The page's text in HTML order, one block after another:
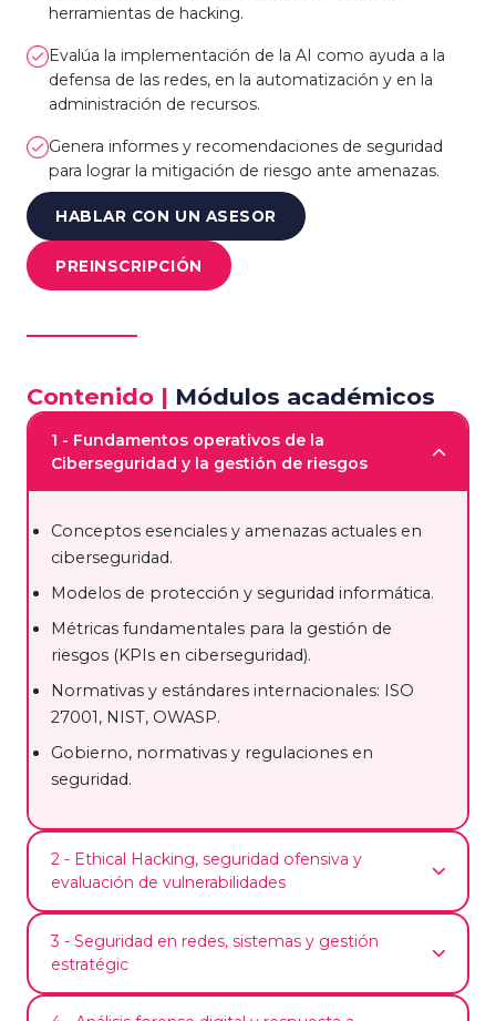
herramientas de hacking.
Evalúa la implementación de la AI como ayuda a la
defensa de las redes, en la automatización y en la
administración de recursos.
Genera informes y recomendaciones de seguridad
para lograr la mitigación de riesgo ante amenazas.
HABLAR CON UN ASESOR
PREINSCRIPCIÓN
Contenido | Módulos académicos
1 - Fundamentos operativos de la
Ciberseguridad y la gestión de riesgos
Conceptos esenciales y amenazas actuales en
ciberseguridad.
Modelos de protección y seguridad informática.
Métricas fundamentales para la gestión de
riesgos (KPIs en ciberseguridad).
Normativas y estándares internacionales: ISO
27001, NIST, OWASP.
Gobierno, normativas y regulaciones en
seguridad.
2 - Ethical Hacking, seguridad ofensiva y
evaluación de vulnerabilidades
Paradigma de la seguridad ofensiva y ethical
hacking.
Evaluación de vulnerabilidades y pentesting
3 - Seguridad en redes, sistemas y gestión
estratégic